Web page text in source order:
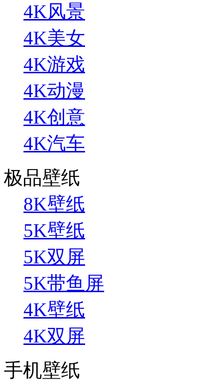
4K风景
4K美女
4K游戏
4K动漫
4K创意
4K汽车
极品壁纸
8K壁纸
5K壁纸
5K双屏
5K带鱼屏
4K壁纸
4K双屏
手机壁纸